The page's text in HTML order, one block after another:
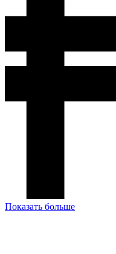
Показать больше